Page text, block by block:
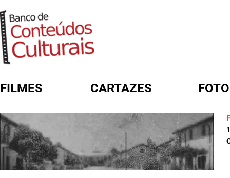
FILMES CARTAZES
FORMULÁRIO DE BUSCA